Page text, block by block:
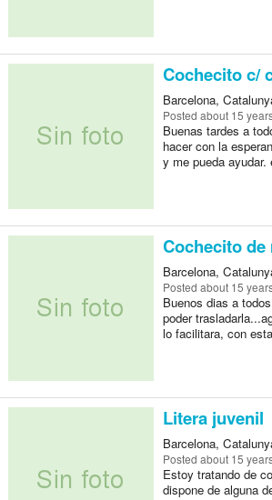
Cochecito c/
Barcelona,
Posted about 15
Buenas tardes a
hacer con la
y me pueda ayudar.
Cochecito
Barcelona,
Posted about 15
Buenos dias a
poder
lo facilitara, con
Litera juvenil
Barcelona,
Posted about 15
Estoy tratando de
dispone de alguna